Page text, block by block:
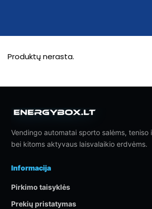
Produktų nerasta.
Vendingo automatai sporto salėms, teniso
bei kitoms aktyvaus laisvalaikio erdvėms.
Informacija
Pirkimo taisyklės
Prekių pristatymas